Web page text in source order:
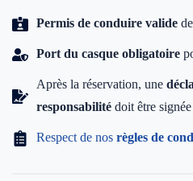
Permis de conduire valide
Port du casque obligatoire
Après la réservation, une
responsabilité doit être signée
Respect de nos règles de